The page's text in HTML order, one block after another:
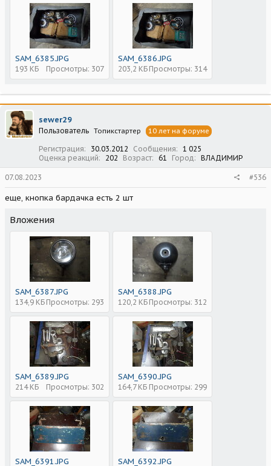
SAM_6385.JPG
193 КБ Просмотры: 307
SAM_6386.JPG
203,2 КБ Просмотры: 314
sewer29
Пользователь Топикстартер 10 лет на форуме
Регистрация 30.03.2012 Сообщения
1 025
Оценка реакций
202 Возраст 61 Город ВЛАДИМИР
07.08.2023 #536
еще, кнопка бардачка есть 2 шт
Вложения
SAM_6387.JPG
134,9 КБ Просмотры: 293
SAM_6388.JPG
120,2 КБ Просмотры: 312
SAM_6389.JPG
214 КБ Просмотры: 302
SAM_6390.JPG
164,7 КБ Просмотры: 299
SAM_6391.JPG SAM_6392.JPG